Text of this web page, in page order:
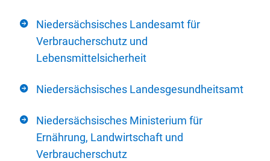
Niedersächsisches Landesamt für
Verbraucherschutz und
Lebensmittelsicherheit
Niedersächsisches Landesgesundheitsamt
Niedersächsisches Ministerium für
Ernährung, Landwirtschaft und
Verbraucherschutz